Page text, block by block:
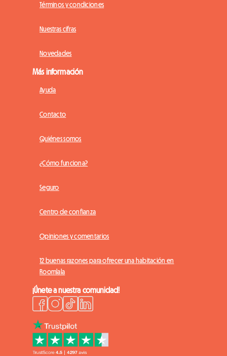
Términos y condiciones
Nuestras cifras
Novedades
Más información
Ayuda
Contacto
Quiénes somos
¿Cómo funciona?
Seguro
Centro de confianza
Opiniones y comentarios
12 buenas razones para ofrecer una habitación en
Roomlala
¡Únete a nuestra comunidad!